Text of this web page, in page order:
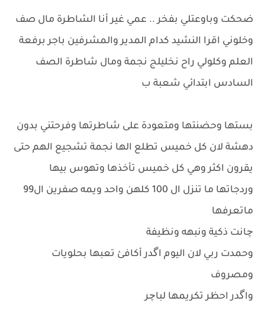
ضحكت وباوعتلي بفخر .. عمي غير أنا الشاطرة مال صف
وخلوني اقرا النشيد كدام المدير والمشرفين باجر برفعة
العلم وكلولي راح نخليلج نجمة ومال شاطرة الصف
السادس ابتدائي شعبة ب
بستها وحضنتها ومتعودة على شاطرتها وفرحتني بدون
دهشة لان كل خميس تطلع الها نجمة تشجيع الهم حتى
يقرون اكثر وهي كل خميس تأخذها وتهوس بيها
وردجاتها ما تنزل ال 100 كلهن واحد ويمه صفرين ال99
ماتعرفها
چانت ذكية ونبهه ونظيفة
وحمدت ربي لان اليوم اگدر أكافئ تعبها بحلويات
ومصروف
واگدر احظر تكريمها لباچر